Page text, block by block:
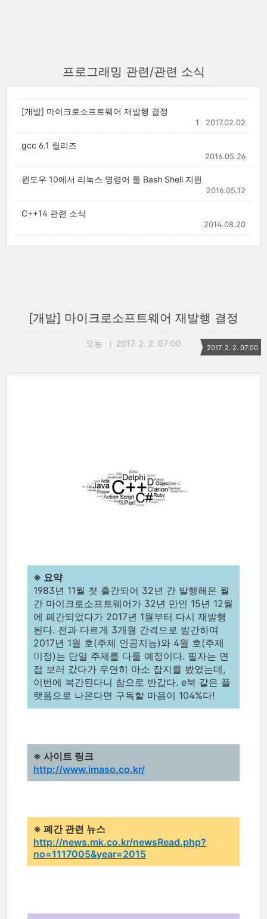
프로그래밍 관련/관련 소식
[개발] 마이크로소프트웨어 재발행 결정
2017.02.02
1
gcc 6.1 릴리즈
2016.05.26
윈도우 10에서 리눅스 명령어 툴 Bash Shell 지원
2016.05.12
C++14 관련 소식
2014.08.20
[개발] 마이크로소프트웨어 재발행 결정
오뇽 2017. 2. 2. 07:00 2017. 2. 2. 07:00
※ 요약
1983년 11월 첫 출간되어 32년 간 발행해온 월
간 마이크로소프트웨어가 32년 만인 15년 12월
에 폐간되었다가 2017년 1월부터 다시 재발행
된다. 전과 다르게 3개월 간격으로 발간하며
2017년 1월 호(주제 인공지능)와 4월 호(주제
미정)는 단일 주제를 다룰 예정이다. 필자는 면
접 보러 갔다가 우연히 마소 잡지를 봤었는데,
이번에 복간된다니 참으로 반갑다. e북 같은 플
랫폼으로 나온다면 구독할 마음이 104%다!
※ 사이트 링크
http://www.imaso.co.kr/
※ 폐간 관련 뉴스
http://news.mk.co.kr/newsRead.php?
no=1117005&year=2015